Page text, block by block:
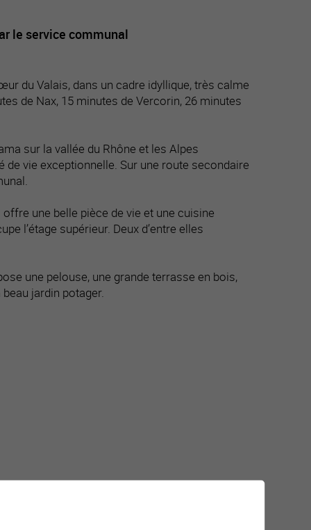
le service communal
du Valais, dans un cadre idyllique, très calme
de Nax, 15 minutes de Vercorin, 26 minutes
sur la vallée du Rhône et les Alpes
vie exceptionnelle. Sur une route secondaire
une belle pièce de vie et une cuisine
l’étage supérieur. Deux d’entre elles
une pelouse, une grande terrasse en bois,
jardin potager.